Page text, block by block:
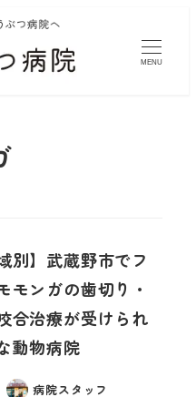
MENU
別】武蔵野市でフ
モンガの歯切り・
合治療が受けられ
動物病院
病院スタッフ